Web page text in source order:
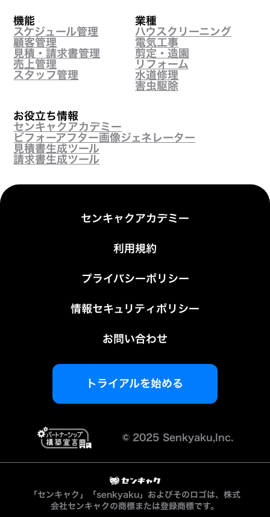
機能
スケジュール管理
顧客管理
見積・請求書管理
売上管理
スタッフ管理
業種
ハウスクリーニング
電気工事
剪定・造園
リフォーム
水道修理
害虫駆除
お役立ち情報
センキャクアカデミー
ビフォーアフター画像ジェネレーター
見積書生成ツール
請求書生成ツール
センキャクアカデミー
利用規約
プライバシーポリシー
情報セキュリティポリシー
お問い合わせ
トライアルを始める
©︎ 2025 Senkyaku,Inc.
「センキャク」「senkyaku」およびそのロゴは、株式
会社センキャクの商標または登録商標です。